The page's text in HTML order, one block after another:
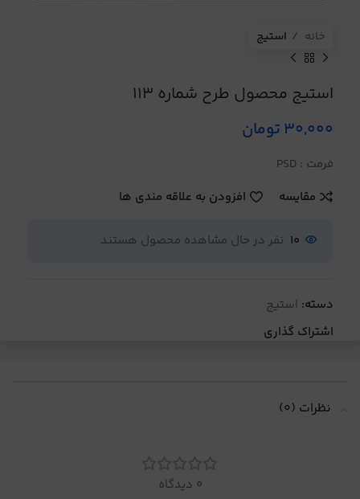
خانه استیج
استیج محصول طرح شماره 113
30,000تومان
فرمت : PSD
مقایسه
افزودن به علاقه مندی ها
10 نفر در حال مشاهده محصول هستند
دسته: استیج
اشتراک گذاری
نظرات (0)
0 دیدگاه